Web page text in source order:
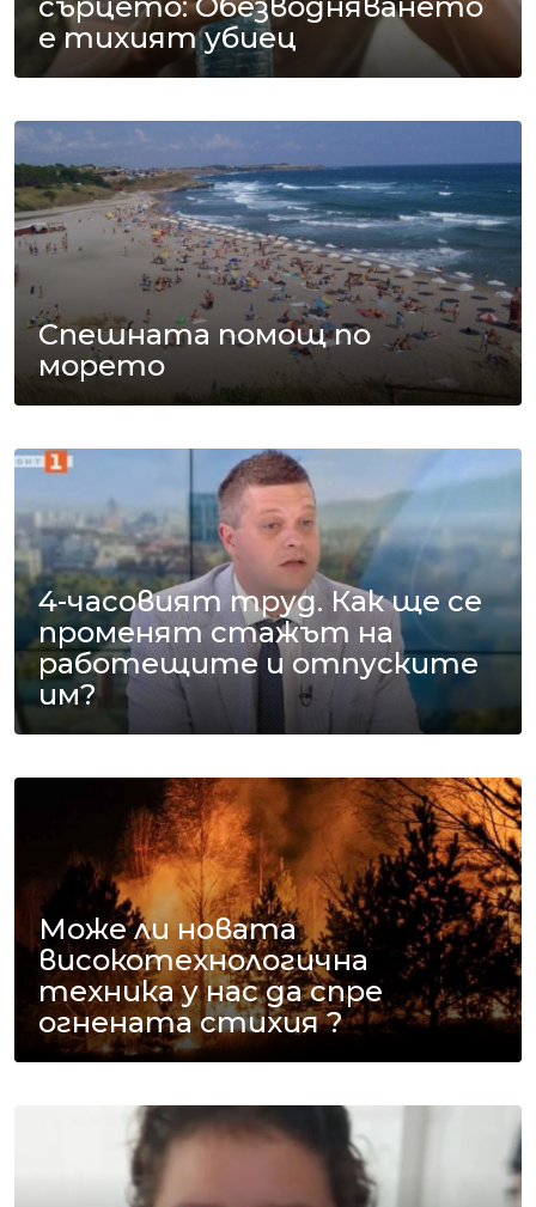
е тихият убиец
Спешната помощ по
морето
4-часовият труд. Как ще се
променят стажът на
работещите и отпуските
им?
Може ли новата
високотехнологична
техника у нас да спре
огнената стихия ?